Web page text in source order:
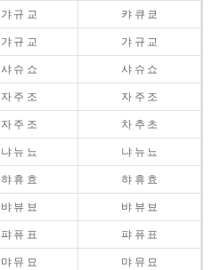
갸 규 교 캬 큐 쿄
갸 규 교 갸 규 교
샤 슈 쇼 샤 슈 쇼
자 주 조 자 주 조
자 주 조 차 추 초
냐 뉴 뇨 냐 뉴 뇨
햐 휴 효 햐 휴 효
뱌 뷰 뵤 뱌 뷰 뵤
퍄 퓨 표 퍄 퓨 표
먀 뮤 묘 먀 뮤 묘